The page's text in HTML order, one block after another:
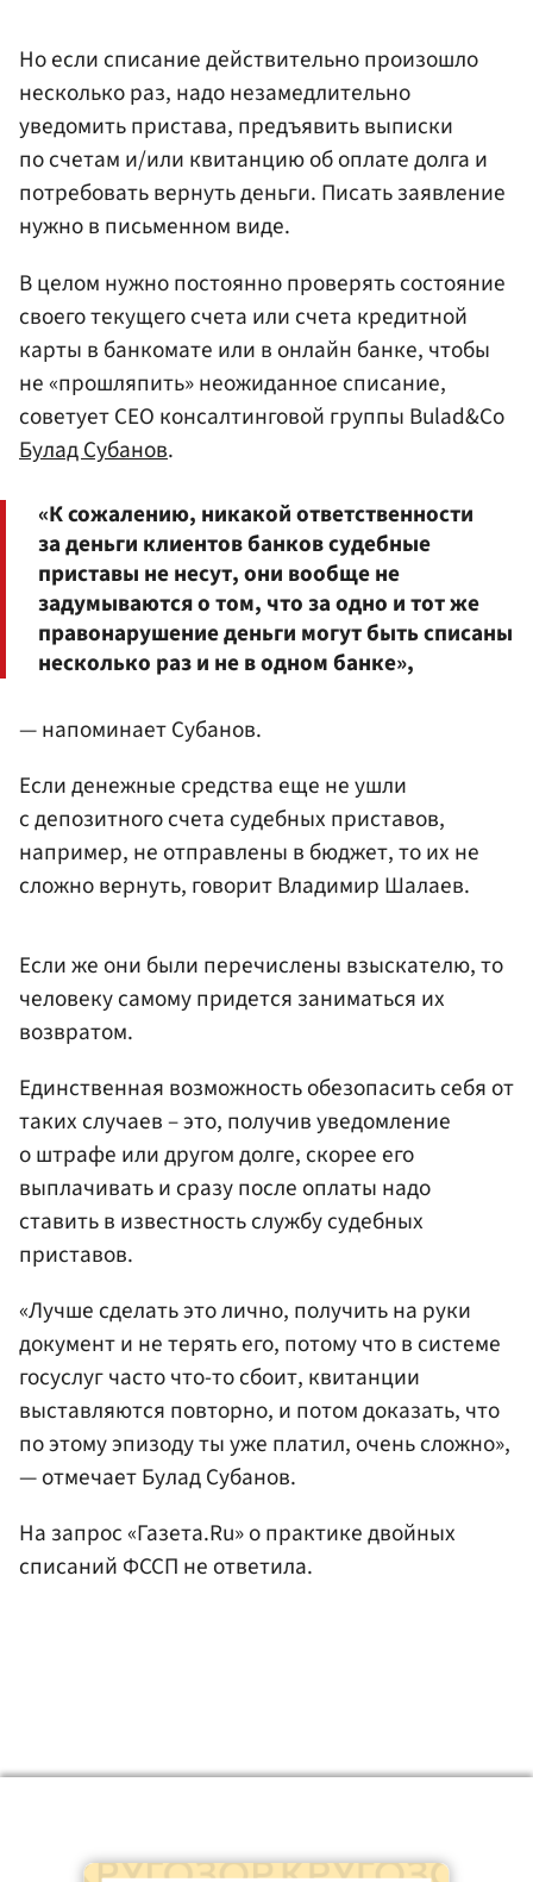
Но если списание действительно произошло
несколько раз, надо незамедлительно
уведомить пристава, предъявить выписки
по счетам и/или квитанцию об оплате долга и
потребовать вернуть деньги. Писать заявление
нужно в письменном виде.
В целом нужно постоянно проверять состояние
своего текущего счета или счета кредитной
карты в банкомате или в онлайн банке, чтобы
не «прошляпить» неожиданное списание,
советует СЕО консалтинговой группы Bulad&Co
Булад Субанов.
«К сожалению, никакой ответственности
за деньги клиентов банков судебные
приставы не несут, они вообще не
задумываются о том, что за одно и тот же
правонарушение деньги могут быть списаны
несколько раз и не в одном банке»,
— напоминает Субанов.
Если денежные средства еще не ушли
с депозитного счета судебных приставов,
например, не отправлены в бюджет, то их не
сложно вернуть, говорит Владимир Шалаев.
Если же они были перечислены взыскателю, то
человеку самому придется заниматься их
возвратом.
Единственная возможность обезопасить себя от
таких случаев – это, получив уведомление
о штрафе или другом долге, скорее его
выплачивать и сразу после оплаты надо
ставить в известность службу судебных
приставов.
«Лучше сделать это лично, получить на руки
документ и не терять его, потому что в системе
госуслуг часто что-то сбоит, квитанции
выставляются повторно, и потом доказать, что
по этому эпизоду ты уже платил, очень сложно»,
— отмечает Булад Субанов.
На запрос «Газета.Ru» о практике двойных
списаний ФССП не ответила.